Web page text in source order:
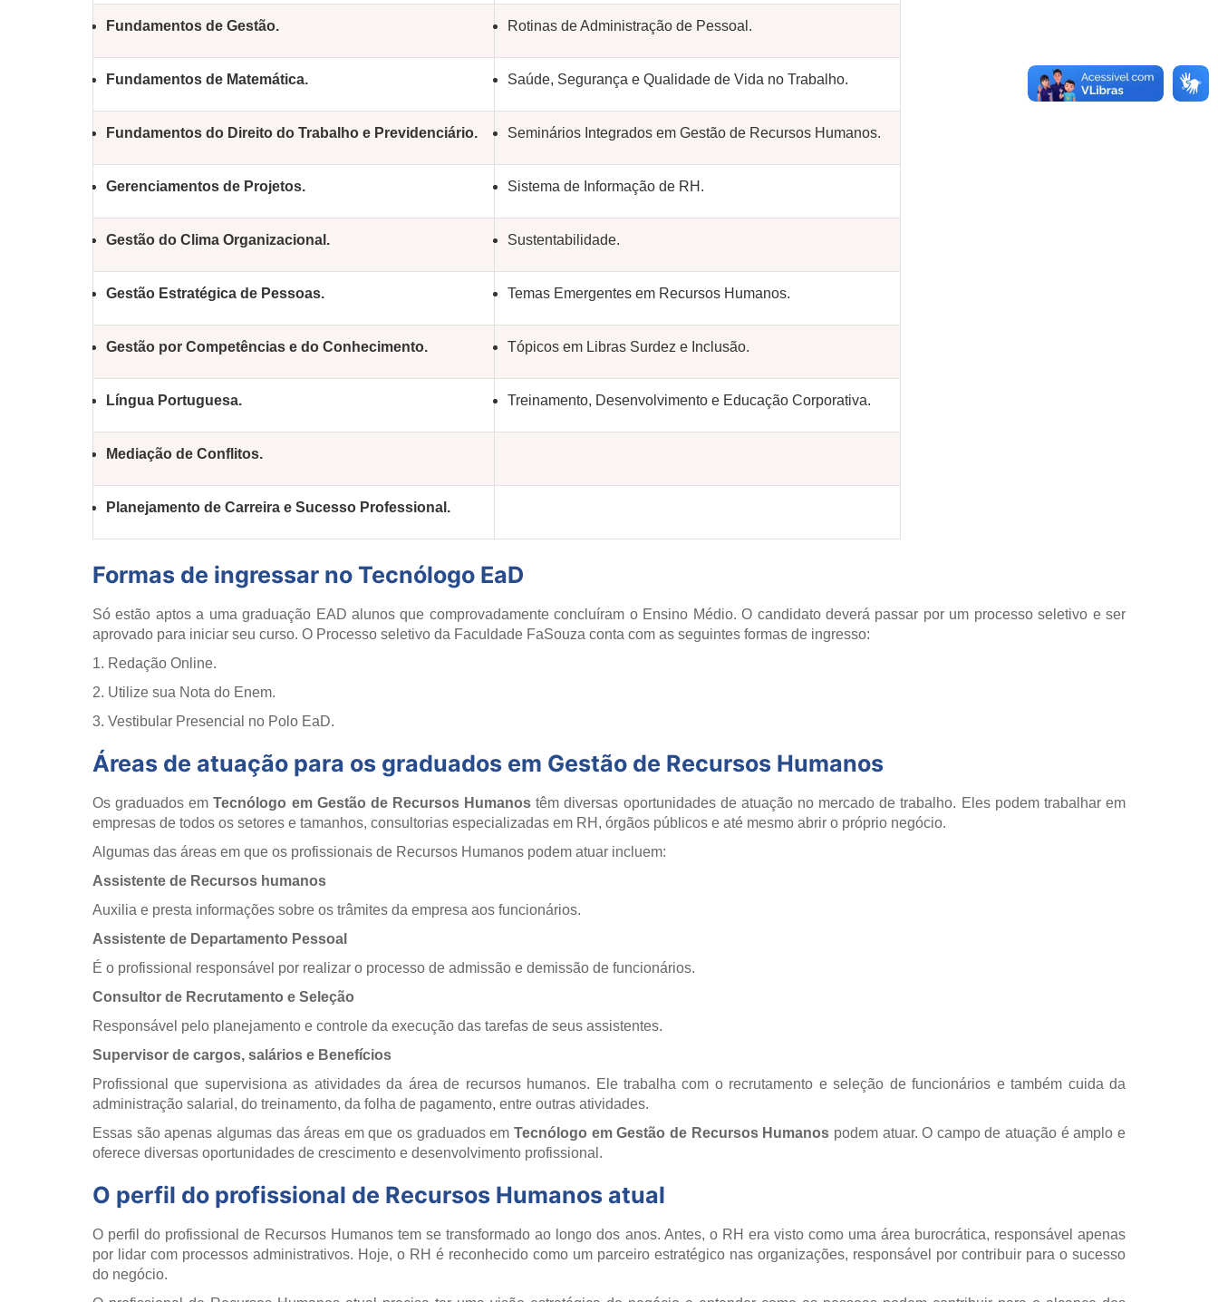
Fundamentos de Gestão. Rotinas de Administração de Pessoal.
Fundamentos de Matemática. Saúde, Segurança e Qualidade de Vida no Trabalho.
Fundamentos do Direito do Trabalho e Previdenciário. Seminários Integrados em Gestão de Recursos Humanos.
Gerenciamentos de Projetos. Sistema de Informação de RH.
Gestão do Clima Organizacional. Sustentabilidade.
Gestão Estratégica de Pessoas. Temas Emergentes em Recursos Humanos.
Gestão por Competências e do Conhecimento. Tópicos em Libras Surdez e Inclusão.
Língua Portuguesa. Treinamento, Desenvolvimento e Educação Corporativa.
Mediação de Conflitos.
Planejamento de Carreira e Sucesso Professional.
Formas de ingressar no Tecnólogo EaD
Só estão aptos a uma graduação EAD alunos que comprovadamente concluíram o Ensino Médio. O candidato deverá passar por um processo seletivo e ser
aprovado para iniciar seu curso. O Processo seletivo da Faculdade FaSouza conta com as seguintes formas de ingresso:
1. Redação Online.
2. Utilize sua Nota do Enem.
3. Vestibular Presencial no Polo EaD.
Áreas de atuação para os graduados em Gestão de Recursos Humanos
Os graduados emTecnólogo em Gestão de Recursos Humanos têm diversas oportunidades de atuação no mercado de trabalho. Eles podem trabalhar em
empresas de todos os setores e tamanhos, consultorias especializadas em RH, órgãos públicos e até mesmo abrir o próprio negócio.
Algumas das áreas em que os profissionais de Recursos Humanos podem atuar incluem:
Assistente de Recursos humanos
Auxilia e presta informações sobre os trâmites da empresa aos funcionários.
Assistente de Departamento Pessoal
É o profissional responsável por realizar o processo de admissão e demissão de funcionários.
Consultor de Recrutamento e Seleção
Responsável pelo planejamento e controle da execução das tarefas de seus assistentes.
Supervisor de cargos, salários e Benefícios
Profissional que supervisiona as atividades da área de recursos humanos. Ele trabalha com o recrutamento e seleção de funcionários e também cuida da
administração salarial, do treinamento, da folha de pagamento, entre outras atividades.
Essas são apenas algumas das áreas em que os graduados emTecnólogo em Gestão de Recursos Humanos podem atuar. O campo de atuação é amplo e
oferece diversas oportunidades de crescimento e desenvolvimento profissional.
O perfil do profissional de Recursos Humanos atual
O perfil do profissional de Recursos Humanos tem se transformado ao longo dos anos. Antes, o RH era visto como uma área burocrática, responsável apenas
por lidar com processos administrativos. Hoje, o RH é reconhecido como um parceiro estratégico nas organizações, responsável por contribuir para o sucesso
do negócio.